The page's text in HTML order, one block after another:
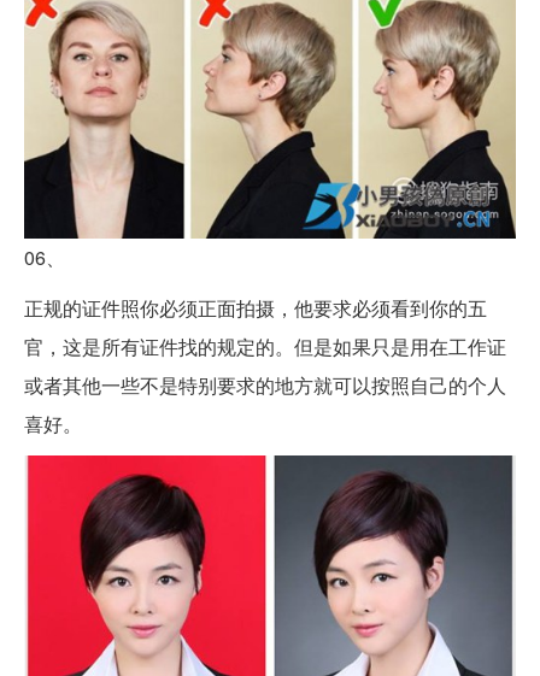
06、
正规的证件照你必须正面拍摄，他要求必须看到你的五
官，这是所有证件找的规定的。但是如果只是用在工作证
或者其他一些不是特别要求的地方就可以按照自己的个人
喜好。